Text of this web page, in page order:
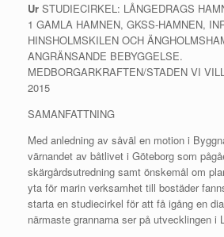
Ur STUDIECIRKEL: LÅNGEDRAGS
1 GAMLA HAMNEN, GKSS-HAMNEN,
HINSHOLMSKILEN OCH
ANGRÄNSANDE BEBYGGELSE.
MEDBORGARKRAFTEN/STADEN VI
2015
SAMANFATTNING
Med anledning av såväl en motion i
värnandet av båtlivet i Göteborg som
skärgårdsutredning samt önskemål om
yta för marin verksamhet till bostäder
starta en studiecirkel för att få igång en
närmaste grannarna ser på utvecklingen i